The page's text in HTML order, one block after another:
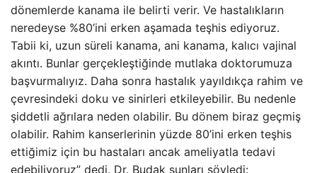
dönemlerde kanama ile belirti verir. Ve hastalıkların
neredeyse %80’ini erken aşamada teşhis ediyoruz.
Tabii ki, uzun süreli kanama, ani kanama, kalıcı vajinal
akıntı. Bunlar gerçekleştiğinde mutlaka doktorumuza
başvurmalıyız. Daha sonra hastalık yayıldıkça rahim ve
çevresindeki doku ve sinirleri etkileyebilir. Bu nedenle
şiddetli ağrılara neden olabilir. Bu dönem biraz geçmiş
olabilir. Rahim kanserlerinin yüzde 80’ini erken teşhis
ettiğimiz için bu hastaları ancak ameliyatla tedavi
edebiliyoruz” dedi. Dr. Budak şunları söyledi: